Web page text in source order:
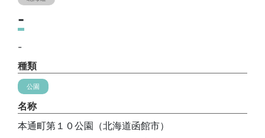
-
-
種類
公園
名称
本通町第１０公園（北海道函館市）